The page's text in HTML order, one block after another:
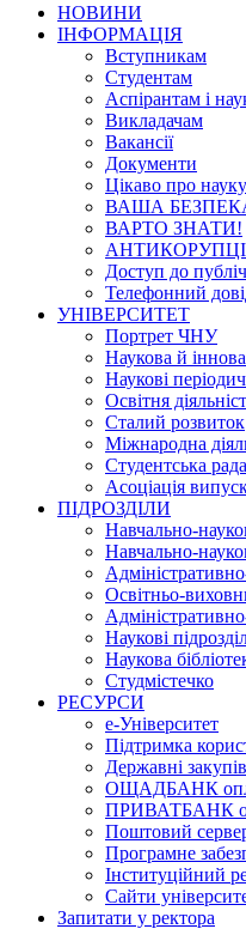
НОВИНИ
ІНФОРМАЦІЯ
Вступникам
Студентам
Аспірантам і
Викладачам
Вакансії
Документи
Цікаво про науку
ВАША
ВАРТО ЗНАТИ!
Доступ до
Телефонний
УНІВЕРСИТЕТ
Портрет ЧНУ
Наукова й
Наукові
Освітня
Сталий розвиток
Міжнародна
Студентська рада
Асоціація
ПІДРОЗДІЛИ
Навчально-
Навчально-
Освітньо-
Наукові
Наукова
Студмістечко
РЕСУРСИ
е-Університет
Підтримка
Державні
ОЩАДБАНК
ПРИВАТБАНК
Поштовий
Програмне
Інституційний
Сайти
Запитати у ректора